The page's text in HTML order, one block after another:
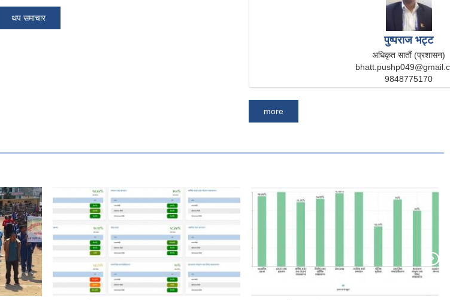
थप समाचार
पुष्पराज भट्ट
अधिकृत सातौं (प्रशासन)
9848775170
more